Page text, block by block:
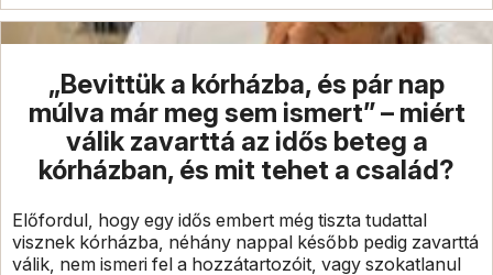
„Bevittük a kórházba, és pár nap
múlva már meg sem ismert” – miért
válik zavarttá az idős beteg a
kórházban, és mit tehet a család?
Előfordul, hogy egy idős embert még tiszta tudattal
visznek kórházba, néhány nappal később pedig zavarttá
válik, nem ismeri fel a hozzátartozóit, vagy szokatlanul